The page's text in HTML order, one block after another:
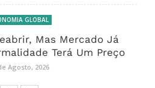
GLOBAL
Mas Mercado Já
Terá Um Preço
Agosto, 2026